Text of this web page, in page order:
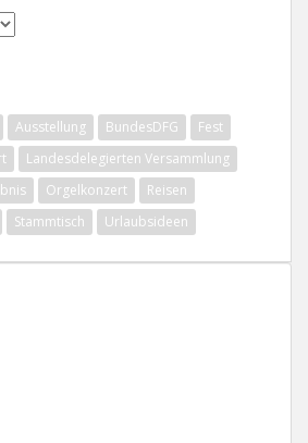
Ausstellung BundesDFG
Fest
Landesdelegierten Versammlung
Orgelkonzert
Reisen
Stammtisch Urlaubsideen